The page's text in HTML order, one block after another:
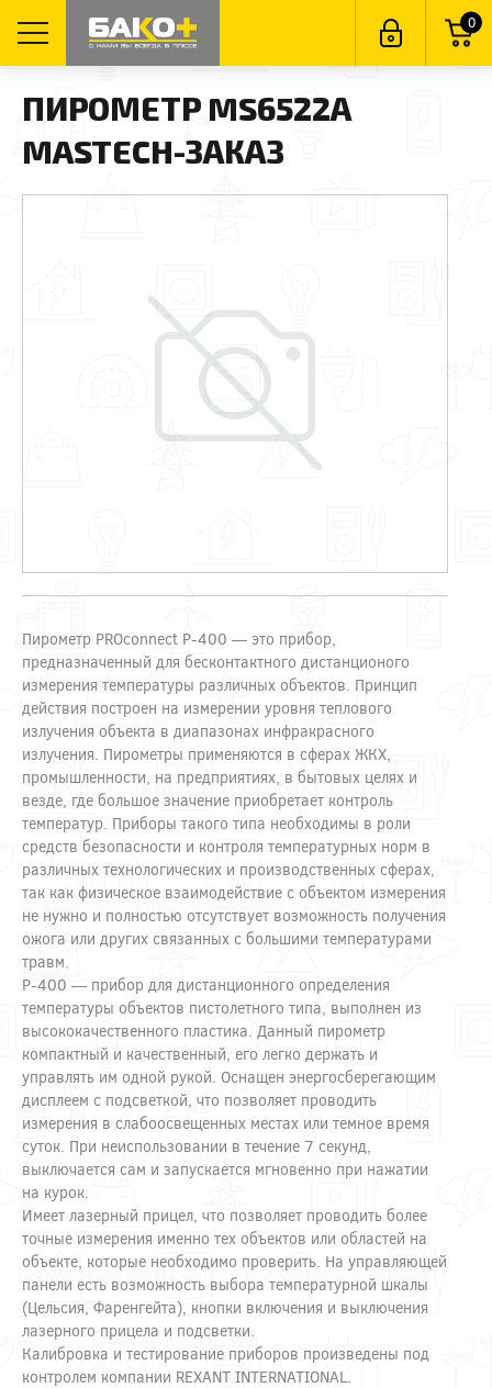
0
ПИРОМЕТР MS6522А
MASTECH-ЗАКАЗ
Пирометр PROconnect P-400 — это прибор,
предназначенный для бесконтактного дистанционого
измерения температуры различных объектов. Принцип
действия построен на измерении уровня теплового
излучения объекта в диапазонах инфракрасного
излучения. Пирометры применяются в сферах ЖКХ,
промышленности, на предприятиях, в бытовых целях и
везде, где большое значение приобретает контроль
температур. Приборы такого типа необходимы в роли
средств безопасности и контроля температурных норм в
различных технологических и производственных сферах,
так как физическое взаимодействие с объектом измерения
не нужно и полностью отсутствует возможность получения
ожога или других связанных с большими температурами
травм.
P-400 — прибор для дистанционного определения
температуры объектов пистолетного типа, выполнен из
высококачественного пластика. Данный пирометр
компактный и качественный, его легко держать и
управлять им одной рукой. Оснащен энергосберегающим
дисплеем с подсветкой, что позволяет проводить
измерения в слабоосвещенных местах или темное время
суток. При неиспользовании в течение 7 секунд,
выключается сам и запускается мгновенно при нажатии
на курок.
Имеет лазерный прицел, что позволяет проводить более
точные измерения именно тех объектов или областей на
объекте, которые необходимо проверить. На управляющей
панели есть возможность выбора температурной шкалы
(Цельсия, Фаренгейта), кнопки включения и выключения
лазерного прицела и подсветки.
Калибровка и тестирование приборов произведены под
контролем компании REXANT INTERNATIONAL.